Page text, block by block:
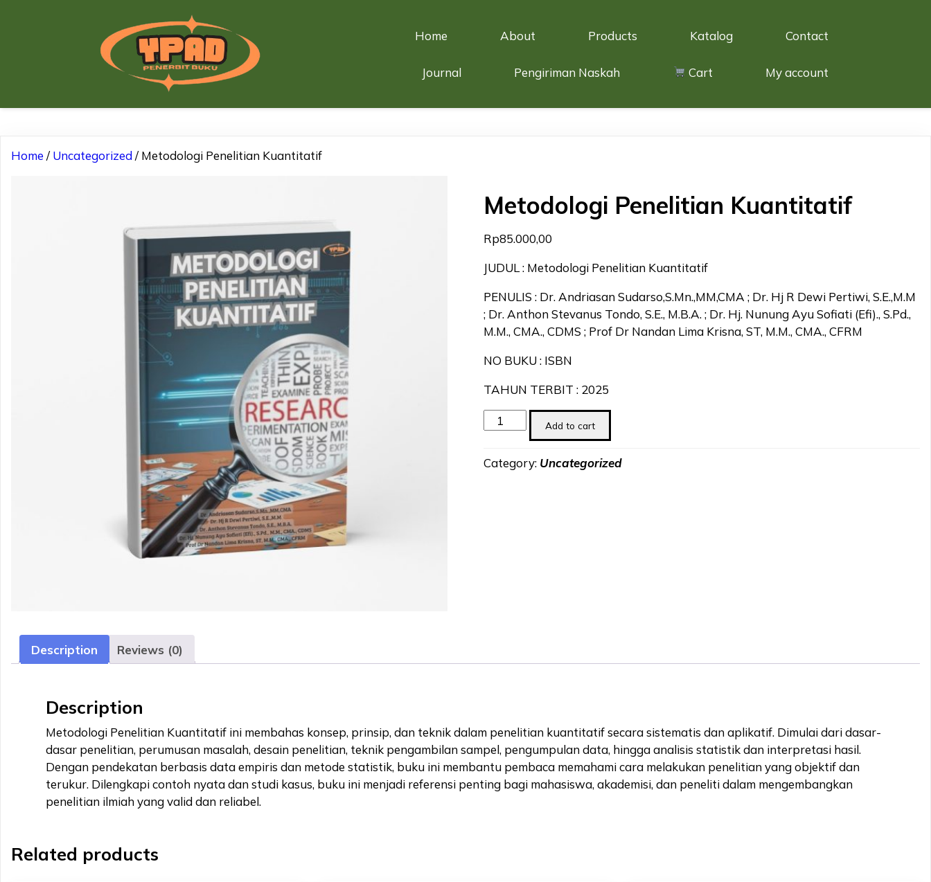
Home About Products Katalog Contact
Journal Pengiriman Naskah Cart My account
Home /Uncategorized/ Metodologi Penelitian Kuantitatif
Metodologi Penelitian Kuantitatif
Rp85.000,00
JUDUL : Metodologi Penelitian Kuantitatif
PENULIS : Dr. Andriasan Sudarso,S.Mn.,MM,CMA ; Dr. Hj R Dewi Pertiwi, S.E.,M.M
; Dr. Anthon Stevanus Tondo, S.E., M.B.A. ; Dr. Hj. Nunung Ayu Sofiati (Efi)., S.Pd.,
M.M., CMA., CDMS ; Prof Dr Nandan Lima Krisna, ST, M.M., CMA., CFRM
NO BUKU : ISBN
TAHUN TERBIT : 2025
Metodologi
Penelitian
quantity
Add to cart
Category: Uncategorized
Description Reviews (0)
Description
Metodologi Penelitian Kuantitatif ini membahas konsep, prinsip, dan teknik dalam penelitian kuantitatif secara sistematis dan aplikatif. Dimulai dari dasar-
dasar penelitian, perumusan masalah, desain penelitian, teknik pengambilan sampel, pengumpulan data, hingga analisis statistik dan interpretasi hasil.
Dengan pendekatan berbasis data empiris dan metode statistik, buku ini membantu pembaca memahami cara melakukan penelitian yang objektif dan
terukur. Dilengkapi contoh nyata dan studi kasus, buku ini menjadi referensi penting bagi mahasiswa, akademisi, dan peneliti dalam mengembangkan
penelitian ilmiah yang valid dan reliabel.
Related products